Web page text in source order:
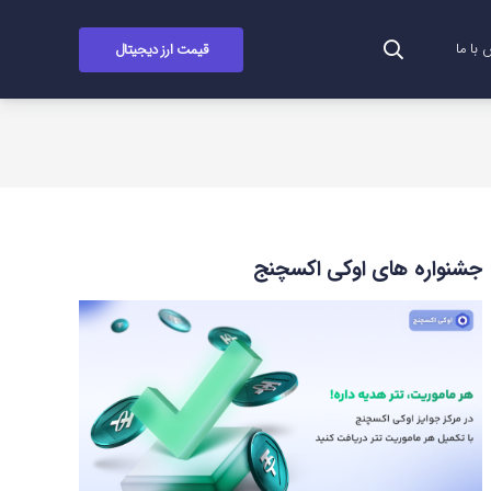
با ما قیمت ارز دیجیتال
جشنواره های اوکی اکسچنج